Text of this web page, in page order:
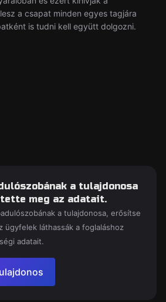
a csapat minden egyes tagjára
is tudni kell együtt dolgozni.
a tulajdonosa
meg az adatait.
a tulajdonosa, erősítse
ügyfelek láthassák a foglaláshoz
adatait.